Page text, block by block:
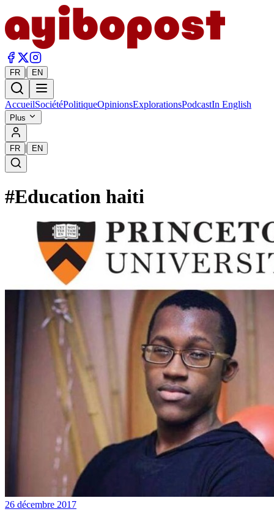
FR | EN
AccueilSociétéPolitiqueOpinionsExplorationsPodcastIn English
Plus
FR | EN
#Education haiti
26 décembre 2017